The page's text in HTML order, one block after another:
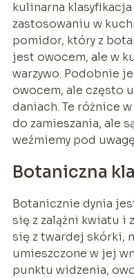
kulinarna
zastosowaniu w
pomidor, który z
jest owocem, ale w
warzywo. Podobnie
owocem, ale często
daniach. Te różnice
do zamieszania, ale
weźmiemy pod
Botaniczna
Botanicznie dynia
się z zalążni kwiatu i
się z twardej skórki,
umieszczone w jej
punktu widzenia,